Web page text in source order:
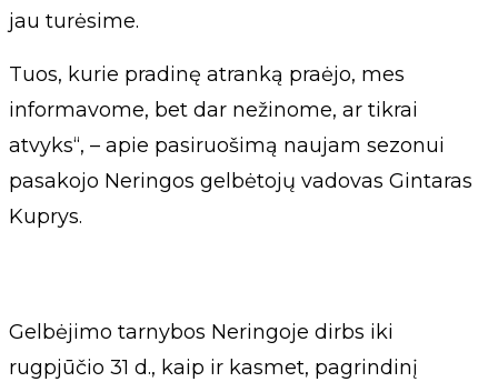
jau turėsime.
Tuos, kurie pradinę atranką praėjo, mes
informavome, bet dar nežinome, ar tikrai
atvyks“, – apie pasiruošimą naujam sezonui
pasakojo Neringos gelbėtojų vadovas Gintaras
Kuprys.
Gelbėjimo tarnybos Neringoje dirbs iki
rugpjūčio 31 d., kaip ir kasmet, pagrindinį